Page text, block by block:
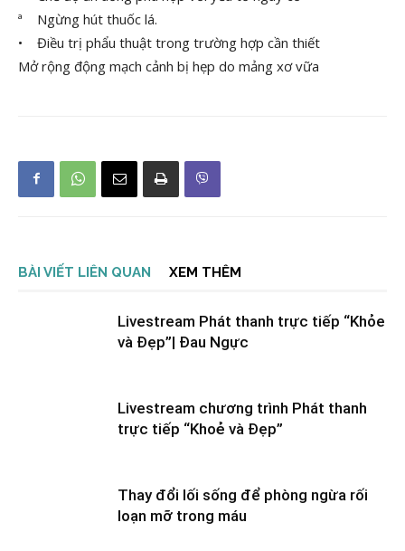
ª Ngừng hút thuốc lá.
• Điều trị phẩu thuật trong trường hợp cần thiết
Mở rộng động mạch cảnh bị hẹp do mảng xơ vữa
BÀI VIẾT LIÊN QUAN XEM THÊM
Livestream Phát thanh trực tiếp “Khỏe
và Đẹp”| Đau Ngực
Livestream chương trình Phát thanh
trực tiếp “Khoẻ và Đẹp”
Thay đổi lối sống để phòng ngừa rối
loạn mỡ trong máu